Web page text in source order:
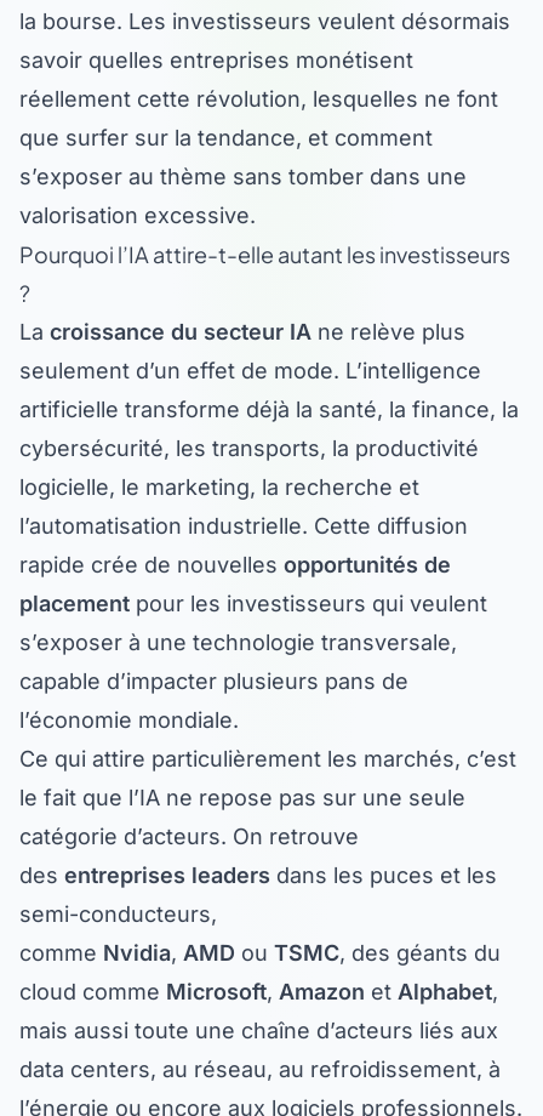
la bourse. Les investisseurs veulent désormais
savoir quelles entreprises monétisent
réellement cette révolution, lesquelles ne font
que surfer sur la tendance, et comment
s’exposer au thème sans tomber dans une
valorisation excessive.
Pourquoi l’IA attire-t-elle autant les investisseurs
?
La croissance du secteur IA ne relève plus
seulement d’un effet de mode. L’intelligence
artificielle transforme déjà la santé, la finance, la
cybersécurité, les transports, la productivité
logicielle, le marketing, la recherche et
l’automatisation industrielle. Cette diffusion
rapide crée de nouvelles opportunités de
placement pour les investisseurs qui veulent
s’exposer à une technologie transversale,
capable d’impacter plusieurs pans de
l’économie mondiale.
Ce qui attire particulièrement les marchés, c’est
le fait que l’IA ne repose pas sur une seule
catégorie d’acteurs. On retrouve
des entreprises leaders dans les puces et les
semi-conducteurs,
comme Nvidia AMD ou TSMC , des géants du
cloud comme Microsoft Amazon et Alphabet
mais aussi toute une chaîne d’acteurs liés aux
data centers, au réseau, au refroidissement, à
l’énergie ou encore aux logiciels professionnels.